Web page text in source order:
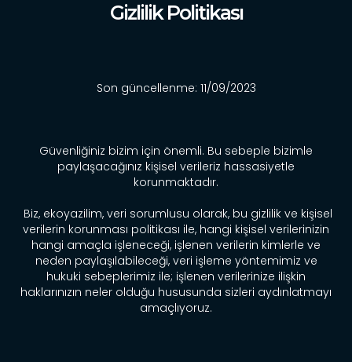
Gizlilik Politikası
Son güncellenme: 11/09/2023
Güvenliğiniz bizim için önemli. Bu sebeple bizimle
paylaşacağınız kişisel verileriz hassasiyetle
korunmaktadır.
Biz, ekoyazilim, veri sorumlusu olarak, bu gizlilik ve kişisel
verilerin korunması politikası ile, hangi kişisel verilerinizin
hangi amaçla işleneceği, işlenen verilerin kimlerle ve
neden paylaşılabileceği, veri işleme yöntemimiz ve
hukuki sebeplerimiz ile; işlenen verilerinize ilişkin
haklarınızın neler olduğu hususunda sizleri aydınlatmayı
amaçlıyoruz.